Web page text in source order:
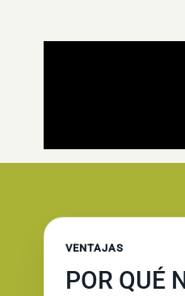
VENTAJAS
POR QUÉ